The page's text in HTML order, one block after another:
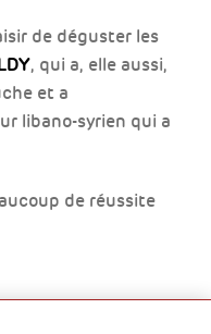
de déguster les
, qui a, elle aussi,
et a
libano-syrien qui a
de réussite